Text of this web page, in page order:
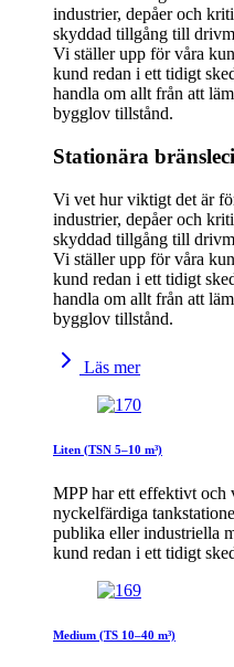
industrier, depåer och
skyddad tillgång till
Vi ställer upp för våra
kund redan i ett tidigt
handla om allt från att
bygglov tillstånd.
Stationära
Vi vet hur viktigt det är
industrier, depåer och
skyddad tillgång till
Vi ställer upp för våra
kund redan i ett tidigt
handla om allt från att
bygglov tillstånd.
Läs mer
Liten (TSN 5–10 m³)
MPP har ett effektivt och
nyckelfärdiga
publika eller industriella
kund redan i ett tidigt
Medium (TS 10–40 m³)